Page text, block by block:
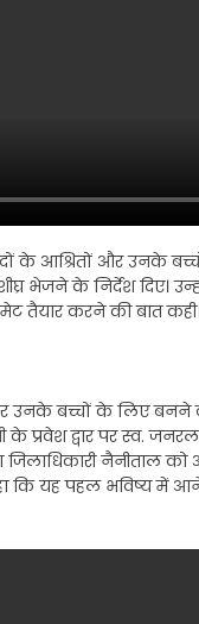
के आश्रितों और उनके
भेजने के निर्देश दिए।
तैयार करने की बात
उनके बच्चों के लिए
प्रवेश द्वार पर स्व.
नैनीताल
कि यह पहल भविष्य में